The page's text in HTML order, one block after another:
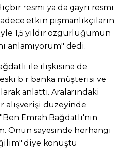
resmi ya da gayri resmi
etkin pişmanlıkçıların
1,5 yıldır özgürlüğümün
anlamıyorum" dedi.
ile ilişkisine de
eski bir banka müşterisi ve
anlattı. Aralarındaki
alışverişi düzeyinde
Emrah Bağdatlı'nın
Onun sayesinde herhangi
diye konuştu